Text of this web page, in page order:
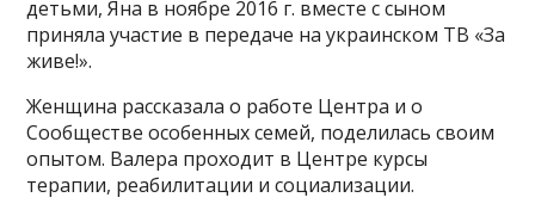
детьми, Яна в ноябре 2016 г. вместе с сыном
приняла участие в передаче на украинском ТВ «За
живе!».
Женщина рассказала о работе Центра и о
Сообществе особенных семей, поделилась своим
опытом. Валера проходит в Центре курсы
терапии, реабилитации и социализации.